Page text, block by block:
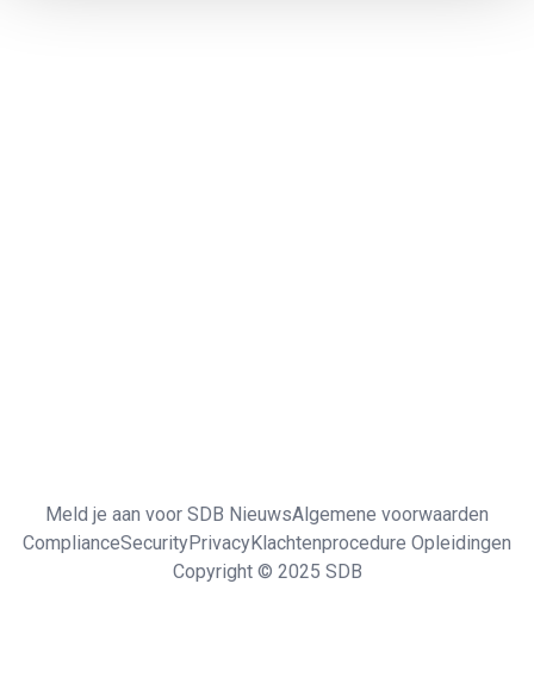
Meld je aan voor SDB NieuwsAlgemene voorwaarden
ComplianceSecurityPrivacyKlachtenprocedure Opleidingen
Copyright © 2025 SDB